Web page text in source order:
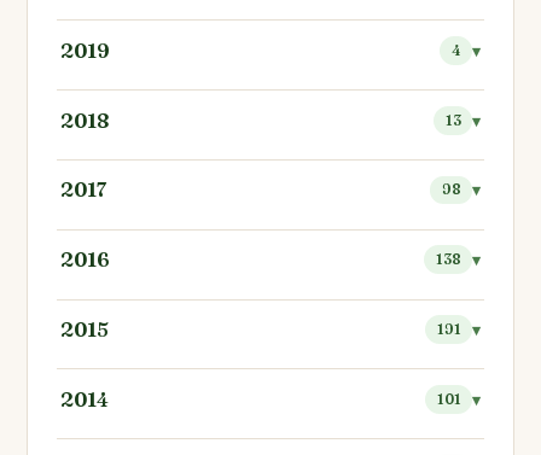
2019 4
2018 13
2017 98
2016 138
2015 191
2014 101